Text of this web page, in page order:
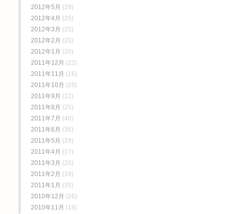
2012年5月 (28)
2012年4月 (25)
2012年3月 (25)
2012年2月 (20)
2012年1月 (20)
2011年12月 (22)
2011年11月 (16)
2011年10月 (28)
2011年9月 (22)
2011年8月 (25)
2011年7月 (40)
2011年6月 (35)
2011年5月 (29)
2011年4月 (17)
2011年3月 (20)
2011年2月 (19)
2011年1月 (35)
2010年12月 (26)
2010年11月 (19)